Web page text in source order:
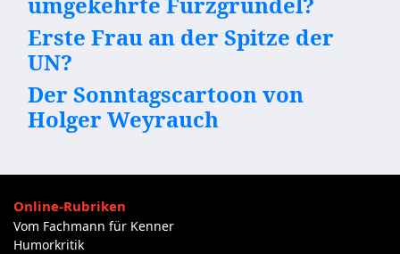
Erste Frau an der Spitze der
UN?
Der Sonntagscartoon von
Holger Weyrauch
Online-Rubriken
Vom Fachmann für Kenner
Humorkritik